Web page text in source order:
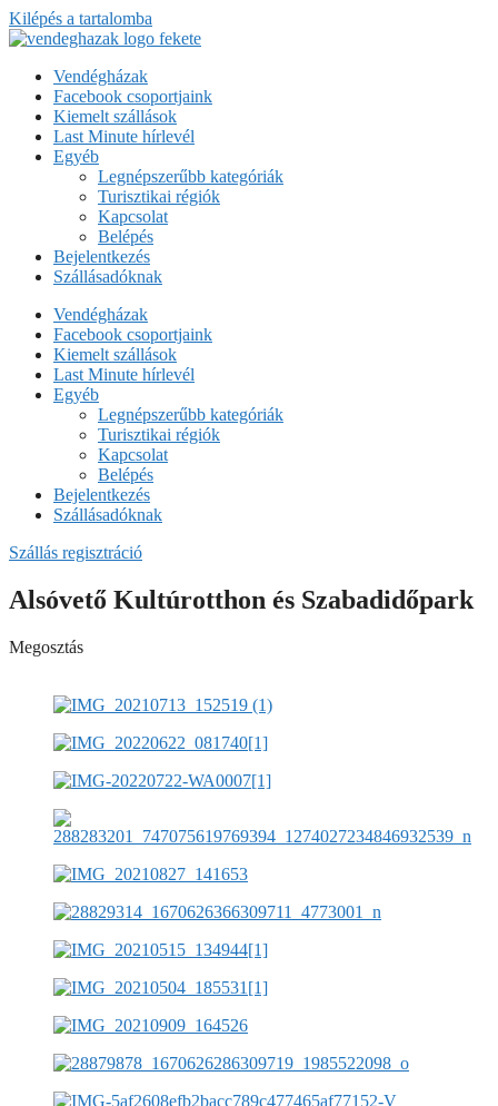
Kilépés a tartalomba
Vendégházak
Facebook csoportjaink
Kiemelt szállások
Last Minute hírlevél
Egyéb
Legnépszerűbb kategóriák
Turisztikai régiók
Kapcsolat
Belépés
Bejelentkezés
Szállásadóknak
Vendégházak
Facebook csoportjaink
Kiemelt szállások
Last Minute hírlevél
Egyéb
Legnépszerűbb kategóriák
Turisztikai régiók
Kapcsolat
Belépés
Bejelentkezés
Szállásadóknak
Szállás regisztráció
Alsóvető Kultúrotthon és Szabadidőpark
Megosztás